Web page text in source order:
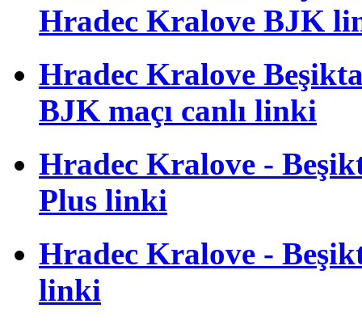
Hradec Kralove BJK
Hradec Kralove
BJK maçı canlı linki
Hradec Kralove -
Plus linki
Hradec Kralove -
linki